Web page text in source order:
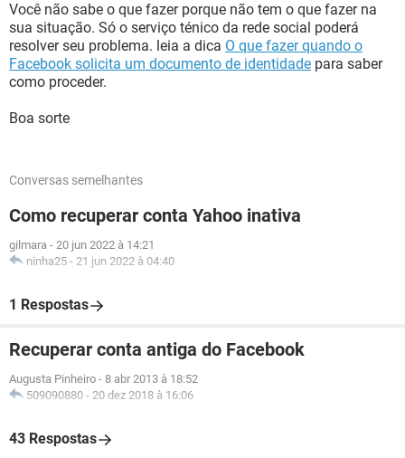
Você não sabe o que fazer porque não tem o que fazer na
sua situação. Só o serviço ténico da rede social poderá
resolver seu problema. leia a dica O que fazer quando o
Facebook solicita um documento de identidade para saber
como proceder.
Boa sorte
Conversas semelhantes
Como recuperar conta Yahoo inativa
gilmara - 20 jun 2022 à 14:21
ninha25 - 21 jun 2022 à 04:40
1 Respostas
Recuperar conta antiga do Facebook
Augusta Pinheiro - 8 abr 2013 à 18:52
509090880 - 20 dez 2018 à 16:06
43 Respostas